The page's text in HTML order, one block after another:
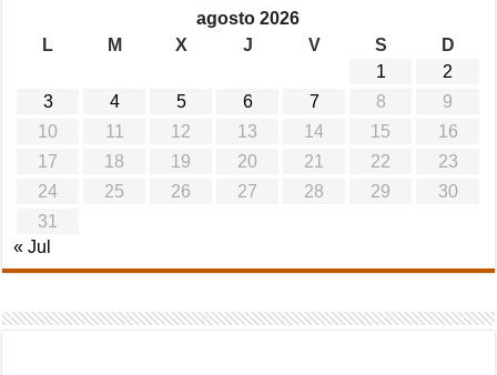
agosto 2026
L
M X J V S
D
1
2
3
4 5 6 7 8
9
10
11 12 13 14 15
16
17
18 19 20 21 22
23
24
25 26 27 28 29
30
31
« Jul